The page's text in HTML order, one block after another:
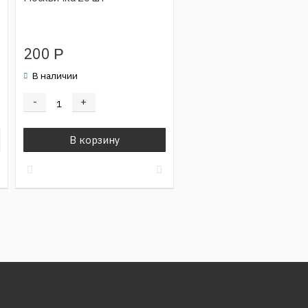
200 Р
В наличии
- +
В корзину